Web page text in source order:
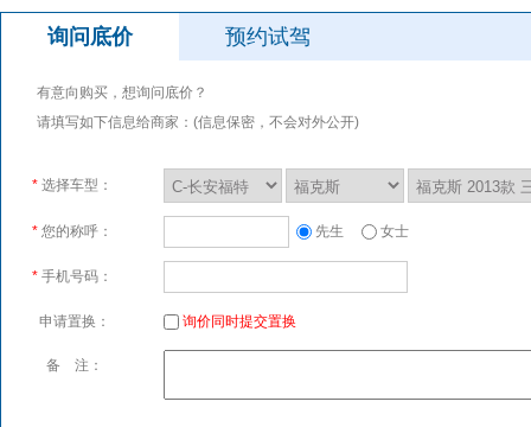
询问底价 预约试驾
有意向购买，想询问底价？
请填写如下信息给商家：(信息保密，不会对外公开)
* 选择车型：
* 您的称呼： 先生 女士
* 手机号码：
申请置换： 询价同时提交置换
备 注：